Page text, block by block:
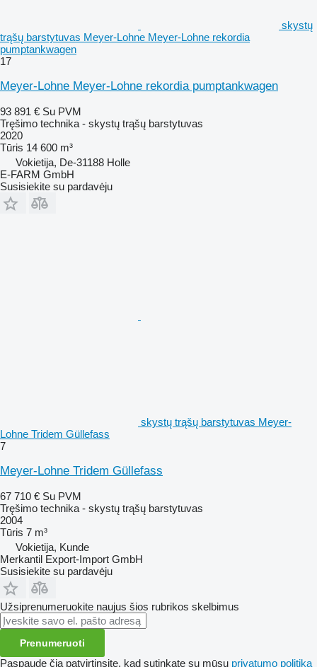
skystų
trąšų barstytuvas Meyer-Lohne Meyer-Lohne rekordia
pumptankwagen
17
Meyer-Lohne Meyer-Lohne rekordia pumptankwagen
93 891 € Su PVM
Tręšimo technika - skystų trąšų barstytuvas
2020
Tūris 14 600 m³
Vokietija, De-31188 Holle
E-FARM GmbH
Susisiekite su pardavėju
skystų trąšų barstytuvas Meyer-
Lohne Tridem Güllefass
7
Meyer-Lohne Tridem Güllefass
67 710 € Su PVM
Tręšimo technika - skystų trąšų barstytuvas
2004
Tūris 7 m³
Vokietija, Kunde
Merkantil Export-Import GmbH
Susisiekite su pardavėju
Užsiprenumeruokite naujus šios rubrikos skelbimus
Prenumeruoti
Paspaudę čia patvirtinsite, kad sutinkate su mūsų privatumo politika